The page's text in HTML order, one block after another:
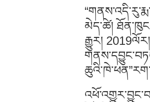
མེད་ཚེ།
རྒྱུར། 2019ལོར།